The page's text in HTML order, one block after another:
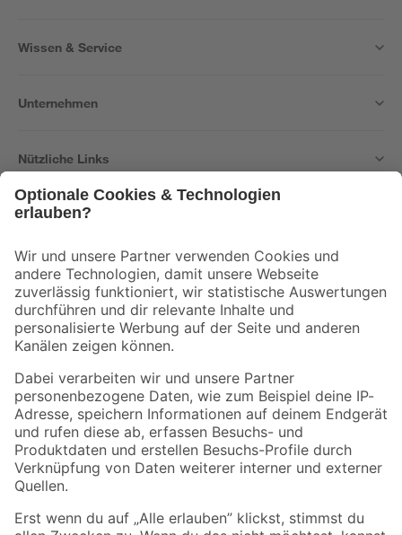
Wissen & Service
Unternehmen
Nützliche Links
Der toom Newsletter: Keine Angebote und Aktionen mehr verpassen!
Zur Newsletter Anmeldung
Folge uns
Zahlungsarten Versandarten
Sicher einkaufen